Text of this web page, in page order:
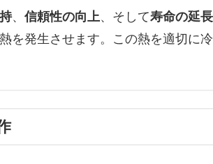
、 信頼性の向上、そして寿命の延長
を発生させます。この熱を適切に